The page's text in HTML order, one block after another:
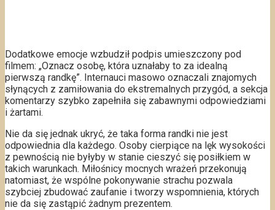
Dodatkowe emocje wzbudził podpis umieszczony pod
filmem: „Oznacz osobę, która uznałaby to za idealną
pierwszą randkę”. Internauci masowo oznaczali znajomych
słynących z zamiłowania do ekstremalnych przygód, a sekcja
komentarzy szybko zapełniła się zabawnymi odpowiedziami
i żartami.
Nie da się jednak ukryć, że taka forma randki nie jest
odpowiednia dla każdego. Osoby cierpiące na lęk wysokości
z pewnością nie byłyby w stanie cieszyć się posiłkiem w
takich warunkach. Miłośnicy mocnych wrażeń przekonują
natomiast, że wspólne pokonywanie strachu pozwala
szybciej zbudować zaufanie i tworzy wspomnienia, których
nie da się zastąpić żadnym prezentem.